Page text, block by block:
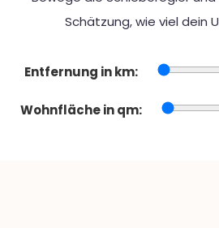
Schätzung, wie viel dein
Entfernung in km:
Wohnfläche in qm: